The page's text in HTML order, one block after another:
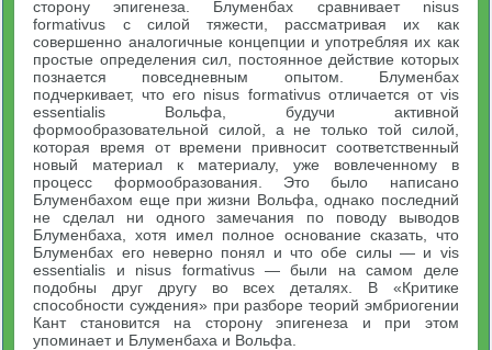
сторону эпигенеза. Блуменбах сравнивает nisus
formativus с силой тяжести, рассматривая их как
совершенно аналогичные концепции и употребляя их как
простые определения сил, постоянное действие которых
познается повседневным опытом. Блуменбах
подчеркивает, что его nisus formativus отличается от vis
essentialis Вольфа, будучи активной
формообразовательной силой, а не только той силой,
которая время от времени привносит соответственный
новый материал к материалу, уже вовлеченному в
процесс формообразования. Это было написано
Блуменбахом еще при жизни Вольфа, однако последний
не сделал ни одного замечания по поводу выводов
Блуменбаха, хотя имел полное основание сказать, что
Блуменбах его неверно понял и что обе силы — и vis
essentialis и nisus formativus — были на самом деле
подобны друг другу во всех деталях. В «Критике
способности суждения» при разборе теорий эмбриогении
Кант становится на сторону эпигенеза и при этом
упоминает и Блуменбаха и Вольфа.